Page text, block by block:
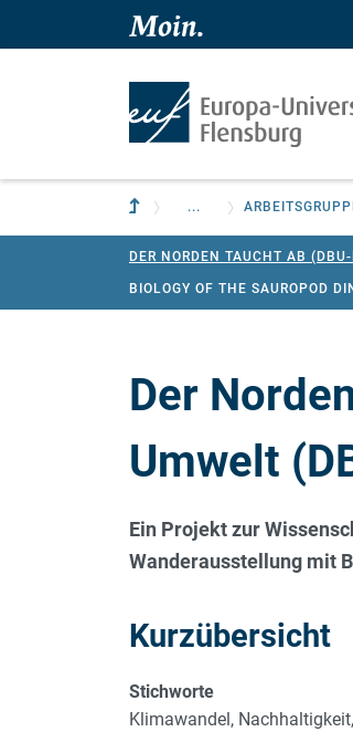
Zum Hauptinhalt springen
Zur Navigation springen
Zur übergeordneten
...
DER NORDEN TAUCHT AB
BIOLOGY OF THE SAUROPOD
Der
Umwelt
Ein Projekt zur
Wanderausstellung mit
Kurzübersicht
Stichworte
Klimawandel,